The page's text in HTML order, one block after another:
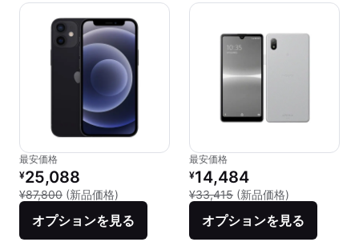
最安価格
リファービッシュ品の価格：
¥25,088
¥87,800 (新品価格) 新品との比較：¥87,800
オプションを見る
最安価格
リファービッシュ品の価格：
¥14,484
¥33,415 (新品価格)
オプションを見る